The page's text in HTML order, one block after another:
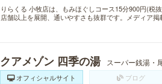
りらくる 小牧店は、もみほぐしコース15分900円(税
店舗以上を展開、通いやすさも抜群です。メディア掲
クアメゾン 四季の湯 スーパー銭湯・
オフィシャルサイト
ブログ